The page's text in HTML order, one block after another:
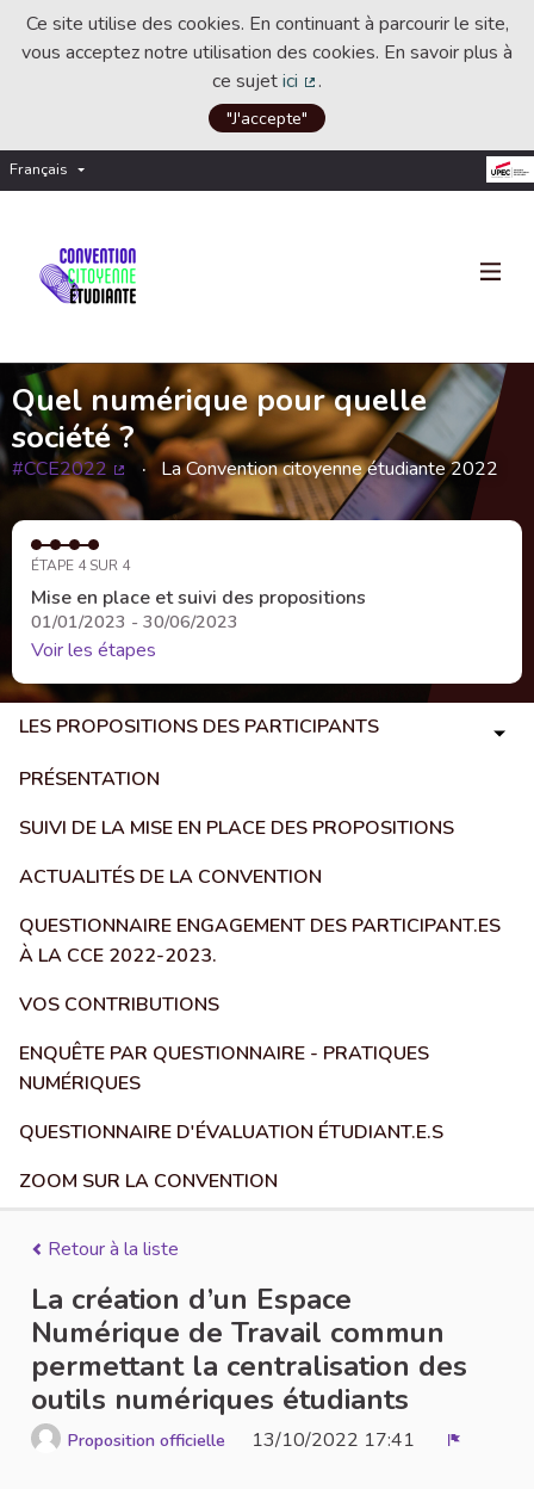
Ce site utilise des cookies. En continuant à parcourir le site,
vous acceptez notre utilisation des cookies. En savoir plus à
ce sujetici
(Lien externe)
.
"J'accepte"
Français Choisir la langue
Quel numérique pour quelle
société ?
#CCE2022
(Lien externe)
La Convention citoyenne étudiante 2022
ÉTAPE 4 SUR 4
Mise en place et suivi des propositions
01/01/2023 - 30/06/2023
Voir les étapes
LES PROPOSITIONS DES PARTICIPANTS
PRÉSENTATION
SUIVI DE LA MISE EN PLACE DES PROPOSITIONS
ACTUALITÉS DE LA CONVENTION
QUESTIONNAIRE ENGAGEMENT DES PARTICIPANT.ES
À LA CCE 2022-2023.
VOS CONTRIBUTIONS
ENQUÊTE PAR QUESTIONNAIRE - PRATIQUES
NUMÉRIQUES
QUESTIONNAIRE D'ÉVALUATION ÉTUDIANT.E.S
ZOOM SUR LA CONVENTION
Retour à la liste
La création d’un Espace
Numérique de Travail commun
permettant la centralisation des
outils numériques étudiants
Proposition officielle 13/10/2022 17:41